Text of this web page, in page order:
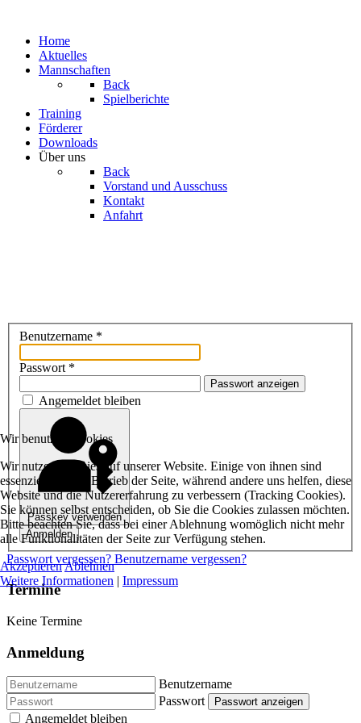
Home
Aktuelles
Mannschaften
Back
Spielberichte
Training
Förderer
Downloads
Über uns
Back
Vorstand und Ausschuss
Kontakt
Anfahrt
Benutzername *
Passwort *
Passwort anzeigen
Angemeldet bleiben
Passkey verwenden
Anmelden
Passwort vergessen? Benutzername vergessen?
Termine
Keine Termine
Anmeldung
Benutzername
Passwort
Passwort anzeigen
Angemeldet bleiben
Wir benutzen Cookies
Wir nutzen Cookies auf unserer Website. Einige von ihnen sind
essenziell für den Betrieb der Seite, während andere uns helfen, diese
Website und die Nutzererfahrung zu verbessern (Tracking Cookies).
Sie können selbst entscheiden, ob Sie die Cookies zulassen möchten.
Bitte beachten Sie, dass bei einer Ablehnung womöglich nicht mehr
alle Funktionalitäten der Seite zur Verfügung stehen.
AkzeptierenAblehnen
Weitere Informationen | Impressum